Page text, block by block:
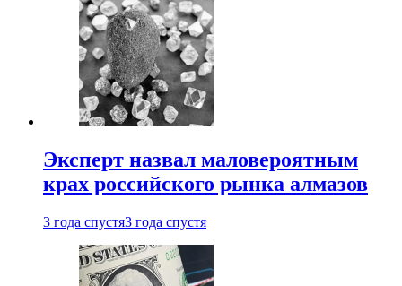
Эксперт назвал маловероятным
крах российского рынка алмазов
3 года спустя3 года спустя